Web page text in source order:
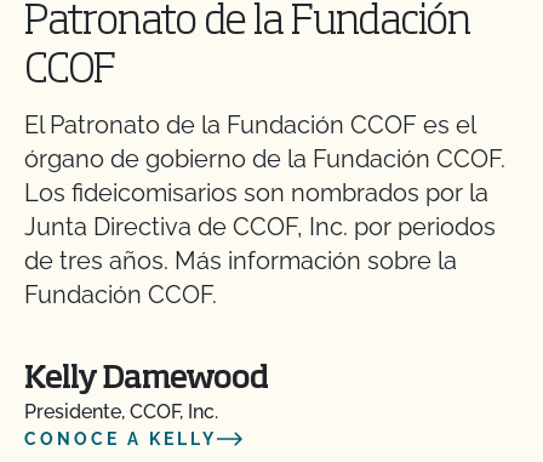
Patronato de la Fundación
CCOF
El Patronato de la Fundación CCOF es el
órgano de gobierno de la Fundación CCOF.
Los fideicomisarios son nombrados por la
Junta Directiva de CCOF, Inc. por periodos
de tres años. Más información sobre la
Fundación CCOF.
Kelly Damewood
Presidente, CCOF, Inc.
CONOCE A KELLY